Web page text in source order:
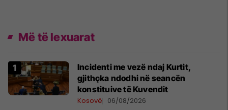
Më të lexuarat
Incidenti me vezë ndaj Kurtit,
gjithçka ndodhi në seancën
konstituive të Kuvendit
Kosovë 06/08/2026